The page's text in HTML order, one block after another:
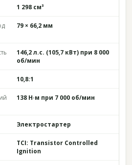
1 298 см³
79 × 66,2 мм
146,2 л.с. (105,7 кВт) при 8 000
об/мин
10,8:1
138 Н·м при 7 000 об/мин
Электростартер
TCI: Transistor Controlled
Ignition